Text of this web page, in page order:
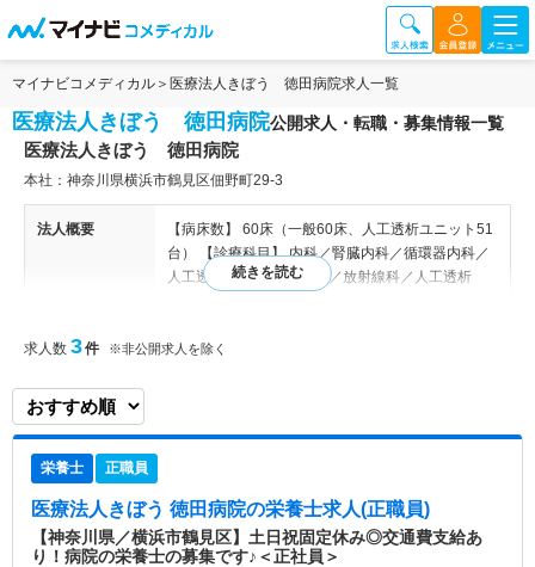
マイナビコメディカル 医療法人きぼう 徳田病院求人一覧
医療法人きぼう 徳田病院公開求人・転職・募集情報一覧
医療法人きぼう 徳田病院
本社：神奈川県横浜市鶴見区佃野町29-3
法人概要
【病床数】 60床（一般60床、人工透析ユニット51
台） 【診療科目】 内科／腎臓内科／循環器内科／
人工透析 内科／循環器科／放射線科／人工透析
鶴見の変貌と共に三代に亘って「地域の患者さん本
求人数 3件 ※非公開求人を除く
栄養士 正職員
医療法人きぼう 徳田病院の栄養士求人(正職員)
【神奈川県／横浜市鶴見区】土日祝固定休み◎交通費支給あ
り！病院の栄養士の募集です♪＜正社員＞